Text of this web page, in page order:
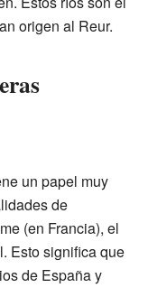
origen al Reur.
un papel muy
de
(en Francia), el
Esto significa que
de España y